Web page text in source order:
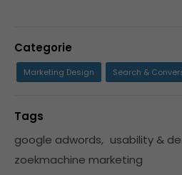
Categorie
Marketing Design Search &
Tags
google adwords, usability &
zoekmachine marketing